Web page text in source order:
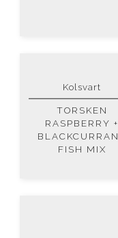
Kolsvart
TORSKEN
RASPBERRY +
FISH MIX